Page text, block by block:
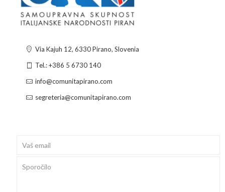
Via Kajuh 12, 6330 Pirano, Slovenia
Tel.: +386 5 6730 140
info@comunitapirano.com
segreteria@comunitapirano.com